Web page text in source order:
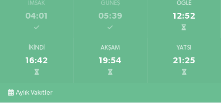
İMSAK
04:01
GÜNEŞ
05:39
ÖĞLE
12:52
İKINDI
16:42
AKŞAM
19:54
YATSI
21:25
Aylık Vakitler